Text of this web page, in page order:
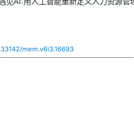
mem.v6i3.16693